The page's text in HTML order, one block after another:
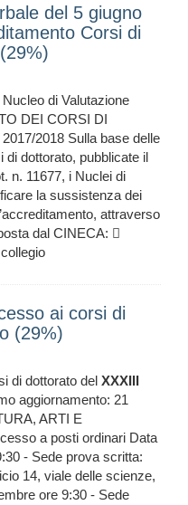
del 5 giugno
Corsi di
di Valutazione
DEI CORSI DI
2017/2018 Sulla base delle
di dottorato, pubblicate il
n. 11677, i Nuclei di
la sussistenza dei
attraverso
dal CINECA: 
ai corsi di
(29%)
di dottorato del XXXIII
aggiornamento: 21
ARTI E
a posti ordinari Data
- Sede prova scritta:
14, viale delle scienze,
ore 9:30 - Sede